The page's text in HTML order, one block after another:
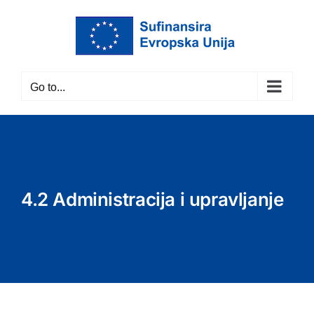
Go to...
4.2 Administracija i upravljanje